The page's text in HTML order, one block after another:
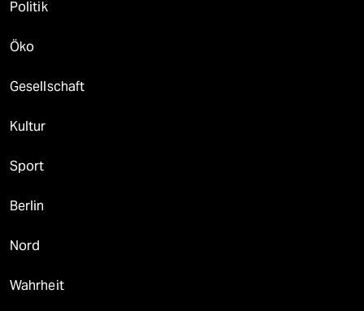
Politik
Öko
Gesellschaft
Kultur
Sport
Berlin
Nord
Wahrheit